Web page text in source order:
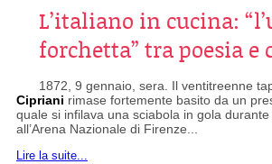
L’italiano in cucina:
forchetta” tra poesia e
1872, 9 gennaio, sera. Il ventitreenne
Cipriani rimase fortemente basito da un
quale si infilava una sciabola in gola
all’Arena Nazionale di Firenze...
Lire la suite...